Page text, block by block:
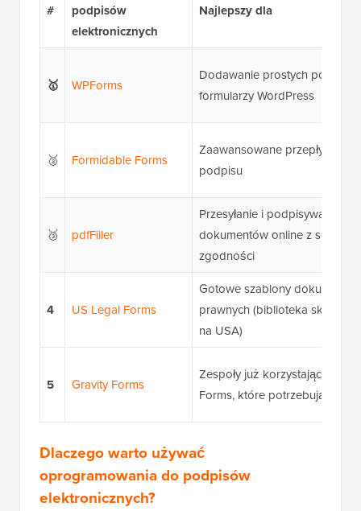
#
podpisów
elektronicznych
Najlepszy dla
🥇 WPForms
Dodawanie prostych pól
formularzy WordPress
🥈 Formidable Forms
Zaawansowane przepływy
podpisu
🥉 pdfFiller
Przesyłanie i podpisywanie
dokumentów online z silnymi
zgodności
4 US Legal Forms
Gotowe szablony
prawnych (biblioteka
na USA)
5 Gravity Forms
Zespoły już korzystające z
Forms, które potrzebują
Dlaczego warto używać
oprogramowania do podpisów
elektronicznych?